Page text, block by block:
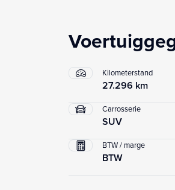
Kilometerstand
27.296 km
Carrosserie
SUV
BTW / marge
BTW